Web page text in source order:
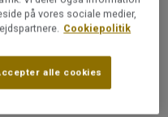
i skinnende nuancer
og metaller.
på vores sociale medier,
Cookiepolitik
alle cookies